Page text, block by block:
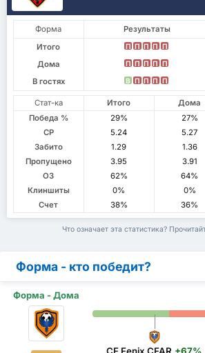
Форма Результаты
Итого
П П П П П
Дома П П П П П
В гостях В П П П П
Стат-ка Итого Дома
Победа %
29% 27%
СР
5.24 5.27
Забито
1.29 1.36
Пропущено
3.95 3.91
ОЗ
62% 64%
Клиншиты
0% 0%
Счет
38% 36%
Что означает эта статистика?
Форма - кто победит?
Форма - Дома